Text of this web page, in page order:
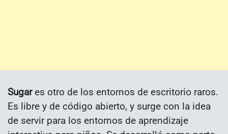
Sugares otro de los entornos de escritorio raros.
Es libre y de código abierto, y surge con la idea
de servir para los entornos de aprendizaje